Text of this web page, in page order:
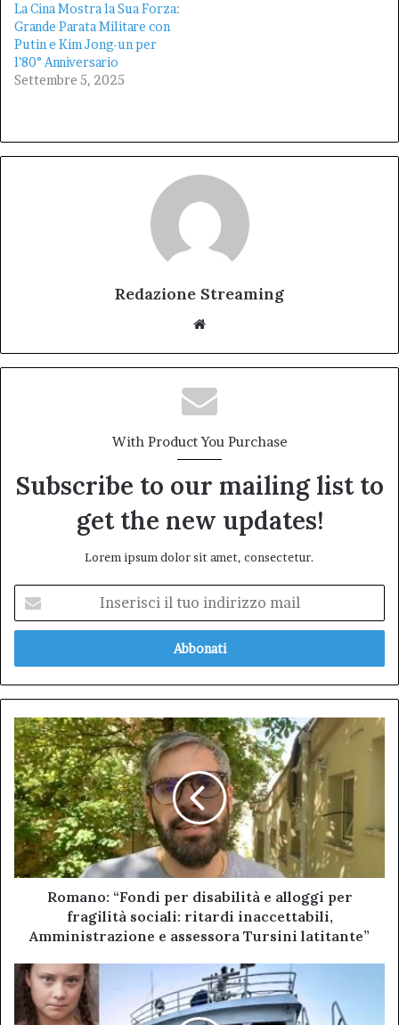
La Cina Mostra la Sua Forza:
Grande Parata Militare con
Putin e Kim Jong-un per
l’80° Anniversario
Settembre 5, 2025
Redazione Streaming
With Product You Purchase
Subscribe to our mailing list to
get the new updates!
Lorem ipsum dolor sit amet, consectetur.
tuo
mail
Romano:
“Fondi
per
disabilità
e
alloggi
per
fragilità
sociali:
ritardi
inaccettabili,
Amministrazione
assessora
Tursini
latitante”
Romano: “Fondi per disabilità e alloggi per
fragilità sociali: ritardi inaccettabili,
Amministrazione e assessora Tursini latitante”
Tentato
omicidio